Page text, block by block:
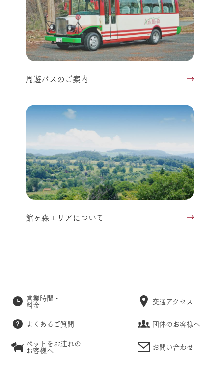
周遊バスのご案内
館ヶ森エリアについて
営業時間・
料金 交通アクセス
よくあるご質問
団体のお客様へ
ペットをお連れの
お客様へ お問い合わせ